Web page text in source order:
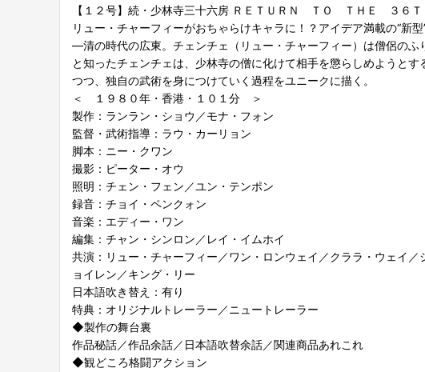
【１２号】続・少林寺三十六房 ＲＥＴＵＲＮ ＴＯ ＴＨＥ ３６
リュー・チャーフィーがおちゃらけキャラに！？アイデア満載の“新型
―清の時代の広東。チェンチェ（リュー・チャーフィー）は僧侶の
と知ったチェンチェは、少林寺の僧に化けて相手を懲らしめようと
つつ、独自の武術を身につけていく過程をユニークに描く。
＜ １９８０年・香港・１０１分 ＞
製作：ランラン・ショウ／モナ・フォン
監督・武術指導：ラウ・カーリョン
脚本：ニー・クワン
撮影：ピーター・オウ
照明：チェン・フェン／ユン・テンポン
録音：チョイ・ペンクォン
音楽：エディー・ワン
編集：チャン・シンロン／レイ・イムホイ
共演：リュー・チャーフィー／ワン・ロンウェイ／クララ・ウェイ
ョイレン／キング・リー
日本語吹き替え：有り
特典：オリジナルトレーラー／ニュートレーラー
◆製作の舞台裏
作品秘話／作品余話／日本語吹替余話／関連商品あれこれ
◆観どころ格闘アクション